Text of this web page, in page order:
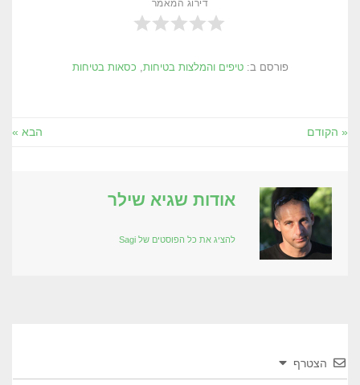
דירוג המאמר
פורסם ב:טיפים והמלצות בטיחות, כסאות בטיחות
« הקודם הבא »
אודות שגיא שילר
להציג את כל הפוסטים של Sagi
הצטרף